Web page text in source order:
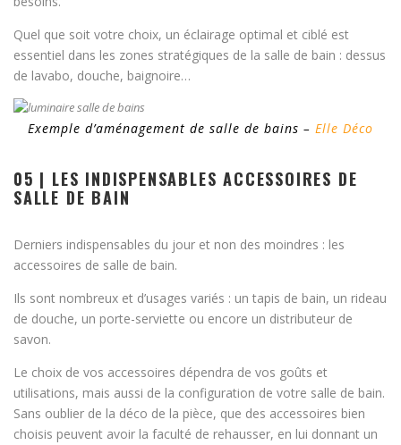
Quel que soit votre choix, un éclairage optimal et ciblé est
essentiel dans les zones stratégiques de la salle de bain : dessus
de lavabo, douche, baignoire…
Exemple d’aménagement de salle de bains – Elle Déco
05 | LES INDISPENSABLES ACCESSOIRES DE
SALLE DE BAIN
Derniers indispensables du jour et non des moindres : les
accessoires de salle de bain.
Ils sont nombreux et d’usages variés : un tapis de bain, un rideau
de douche, un porte-serviette ou encore un distributeur de
savon.
Le choix de vos accessoires dépendra de vos goûts et
utilisations, mais aussi de la configuration de votre salle de bain.
Sans oublier de la déco de la pièce, que des accessoires bien
choisis peuvent avoir la faculté de rehausser, en lui donnant un